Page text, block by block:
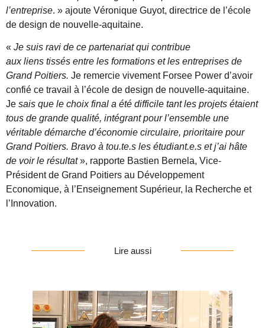
l’entreprise. » ajoute Véronique Guyot, directrice de l’école
de design de nouvelle-aquitaine.
« Je suis ravi de ce partenariat qui contribue
aux liens tissés entre les formations et les entreprises de
Grand Poitiers. Je remercie vivement Forsee Power d’avoir
confié ce travail à l’école de design de nouvelle-aquitaine.
Je sais que le choix final a été difficile tant les projets étaient
tous de grande qualité, intégrant pour l’ensemble une
véritable démarche d’économie circulaire, prioritaire pour
Grand Poitiers. Bravo à tou.te.s les étudiant.e.s et j’ai hâte
de voir le résultat», rapporte Bastien Bernela, Vice-
Président de Grand Poitiers au Développement
Economique, à l’Enseignement Supérieur, la Recherche et
l’Innovation.
Lire aussi